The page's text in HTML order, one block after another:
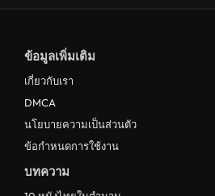
ข้อมูลเพิ่มเติม
เกี่ยวกับเรา
DMCA
นโยบายความเป็นส่วนตัว
ข้อกำหนดการใช้งาน
บทความ